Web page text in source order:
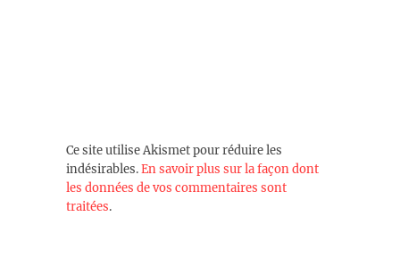
Ce site utilise Akismet pour réduire les
indésirables.En savoir plus sur la façon dont
les données de vos commentaires sont
traitées.